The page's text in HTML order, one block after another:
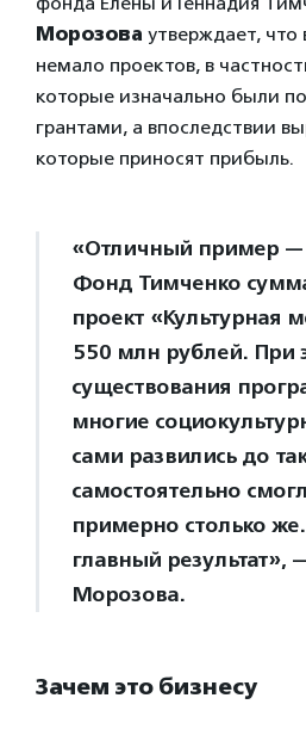
Морозова утверждает, что
немало проектов, в
которые изначально были
грантами, а впоследствии
которые приносят прибыль.
«Отличный пример —
Фонд Тимченко
проект «Культурная
550 млн рублей. При
существования
многие
сами развились до
самостоятельно
примерно столько
главный результат»,
Морозова.
Зачем это бизнесу